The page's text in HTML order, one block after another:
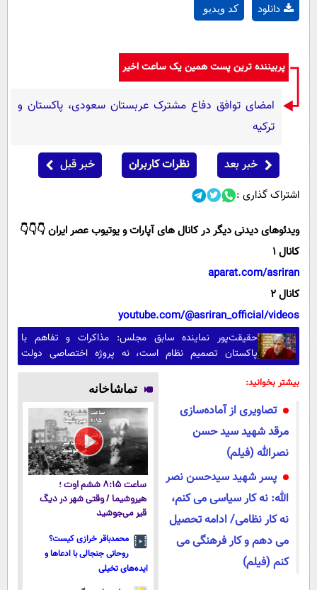
کد ویدیو دانلود
پربیننده ترین پست همین یک ساعت اخیر
امضای توافق دفاع مشترک عربستان سعودی، پاکستان و
ترکیه
خبر بعد نظرات کاربران خبر قبل
اشتراک گذاری :
ویدئوهای دیدنی دیگر در کانال های آپارات و یوتیوب عصر ایران 👇👇👇
کانال 1
aparat.com/asriran
کانال 2
youtube.com/@asriran_official/videos
حقیقت‌پور نماینده سابق مجلس: مذاکرات و تفاهم با
پاکستان تصمیم نظام است، نه پروژه اختصاصی دولت
پزشکیان/ برخی جریان‌ها هرجا منافعشان اقتضا کند از رهبری
عبور می‌کنندبیشتر بخوانید:
تصاویری از آماده‌سازی
مرقد شهید سید حسن
نصرالله (فیلم)
پسر شهید سیدحسن نصر
الله: نه کار سیاسی می کنم،
نه کار نظامی/ ادامه تحصیل
می دهم و کار فرهنگی می
کنم (فیلم)
تماشاخانه
ساعت ۸:۱۵ ششم اوت ؛
هیروشیما / وقتی شهر در دیگ
قیر می‌جوشید
محمدباقر خرازی کیست؟
روحانی جنجالی با ادعاها و
ایده‌های تخیلی